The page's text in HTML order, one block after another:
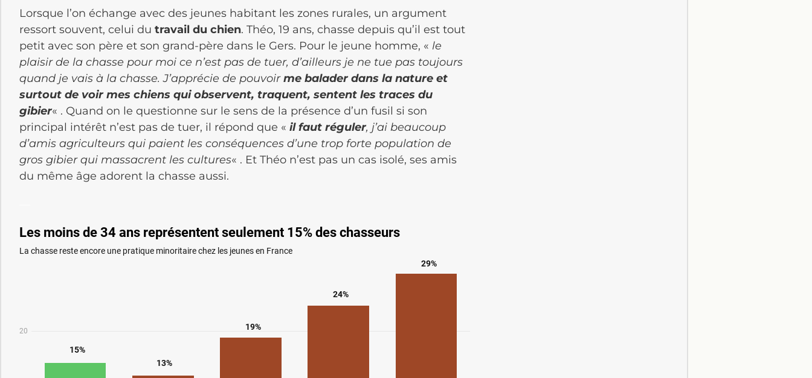
Lorsque l’on échange avec des jeunes habitant les zones rurales, un argument
ressort souvent, celui du travail du chien. Théo, 19 ans, chasse depuis qu’il est tout
petit avec son père et son grand-père dans le Gers. Pour le jeune homme, « le
plaisir de la chasse pour moi ce n’est pas de tuer, d’ailleurs je ne tue pas toujours
quand je vais à la chasse. J’apprécie de pouvoirme balader dans la nature et
surtout de voir mes chiens qui observent, traquent, sentent les traces du
gibier« . Quand on le questionne sur le sens de la présence d’un fusil si son
principal intérêt n’est pas de tuer, il répond que « il faut réguler, j’ai beaucoup
d’amis agriculteurs qui paient les conséquences d’une trop forte population de
gros gibier qui massacrent les cultures« . Et Théo n’est pas un cas isolé, ses amis
du même âge adorent la chasse aussi.